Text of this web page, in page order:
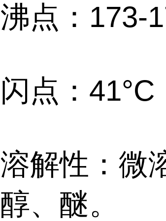
沸点：173-
闪点：41°C
溶解性：微
醇、醚。